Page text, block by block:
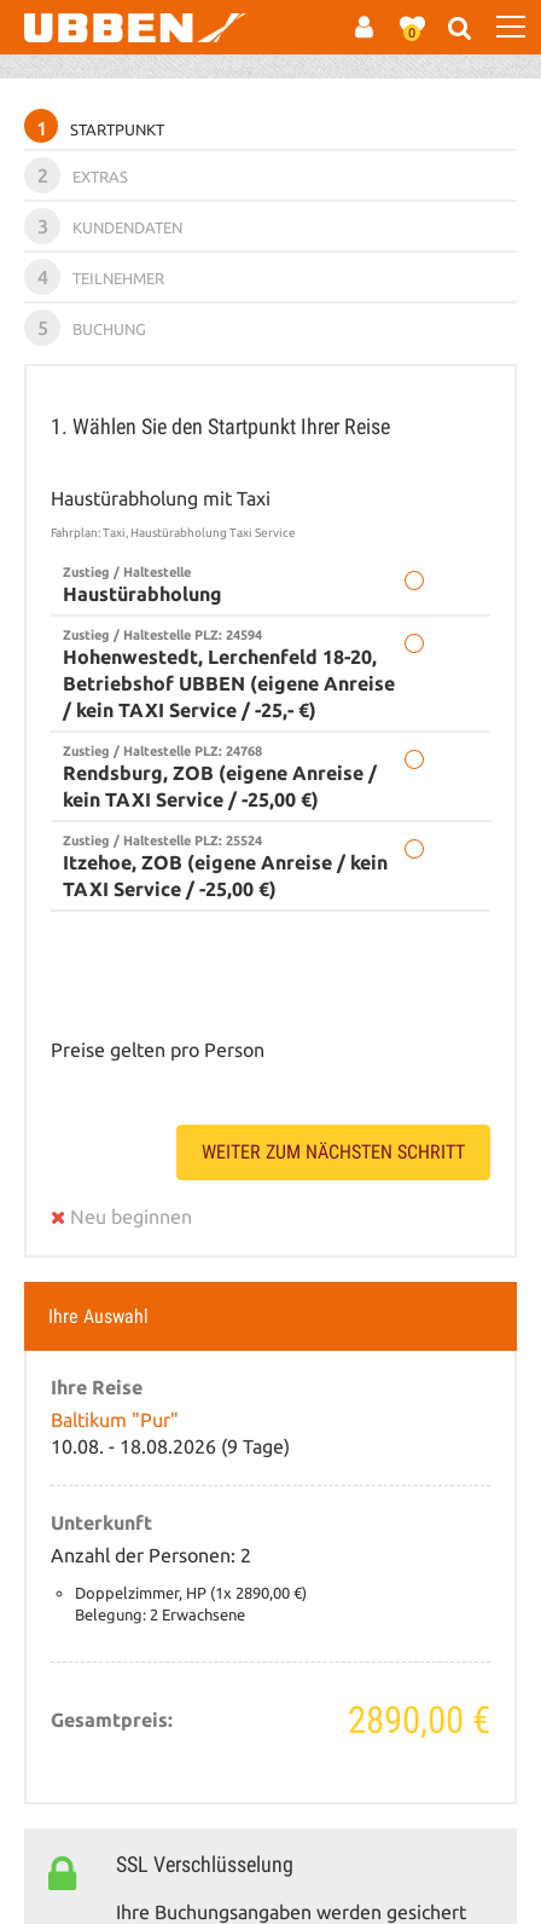
0
1 STARTPUNKT
2 EXTRAS
3 KUNDENDATEN
4 TEILNEHMER
5 BUCHUNG
1. Wählen Sie den Startpunkt Ihrer Reise
Haustürabholung mit Taxi
Fahrplan: Taxi, Haustürabholung Taxi Service
Zustieg / Haltestelle
Haustürabholung
Zustieg / Haltestelle PLZ: 24594
Hohenwestedt, Lerchenfeld 18-20,
Betriebshof UBBEN (eigene Anreise
/ kein TAXI Service / -25,- €)
Zustieg / Haltestelle PLZ: 24768
Rendsburg, ZOB (eigene Anreise /
kein TAXI Service / -25,00 €)
Zustieg / Haltestelle PLZ: 25524
Itzehoe, ZOB (eigene Anreise / kein
TAXI Service / -25,00 €)
Preise gelten pro Person
WEITER ZUM NÄCHSTEN SCHRITT
Neu beginnen
Ihre Auswahl
Ihre Reise
Baltikum "Pur"
10.08. - 18.08.2026 (9 Tage)
Unterkunft
Anzahl der Personen: 2
Doppelzimmer, HP (1x 2890,00 €)
Belegung: 2 Erwachsene
Gesamtpreis: 2890,00 €
SSL Verschlüsselung
Ihre Buchungsangaben werden gesichert